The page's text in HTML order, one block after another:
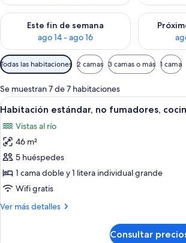
Este fin de semana
ago 14 - ago 16
Consulta la disponibilidad para este fin de
Consulta
Filtros
disponibles
para
las
habitaciones
Todas las habitaciones 2 camas 3 camas o más 1 cama
Se muestran 7 de 7 habitaciones
Abrir
todas
las
fotos
de
Habitación
estándar,
fumadores,
Una cama
6
Habitación estándar, no fumadores,
Vistas al río
46 m²
5 huéspedes
1 cama doble y 1 litera individual grande
Wifi gratis
Ver más detalles
Más
Consultar